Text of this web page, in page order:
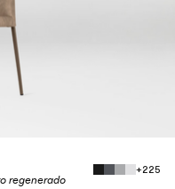
regenerado
+225